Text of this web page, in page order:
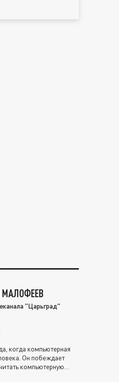
МАЛОФЕЕВ
"Царьград"
когда компьютерная
Он побеждает
компьютерную